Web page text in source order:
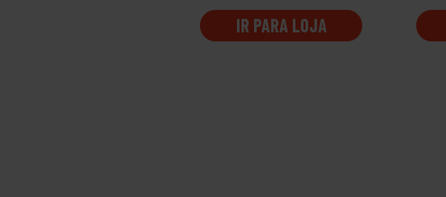
IR PARA LOJA